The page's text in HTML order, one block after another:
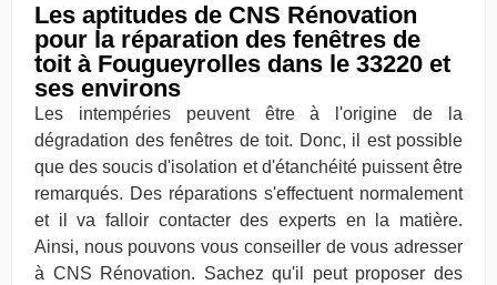
Les aptitudes de CNS Rénovation
pour la réparation des fenêtres de
toit à Fougueyrolles dans le 33220 et
ses environs
Les intempéries peuvent être à l'origine de la
dégradation des fenêtres de toit. Donc, il est possible
que des soucis d'isolation et d'étanchéité puissent être
remarqués. Des réparations s'effectuent normalement
et il va falloir contacter des experts en la matière.
Ainsi, nous pouvons vous conseiller de vous adresser
à CNS Rénovation. Sachez qu'il peut proposer des